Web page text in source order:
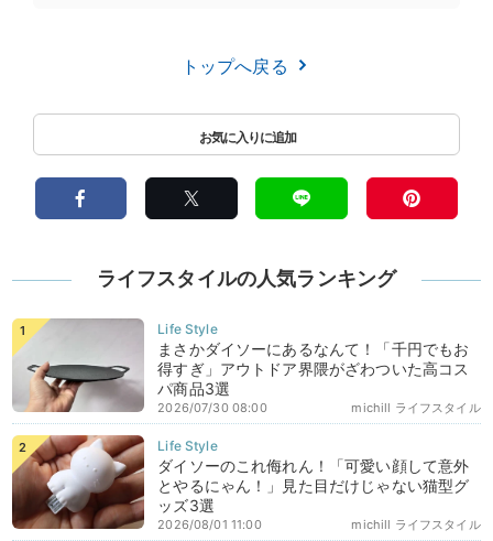
トップへ戻る
ライフスタイルの人気ランキング
まさかダイソーにあるなんて！「千円でもお
得すぎ」アウトドア界隈がざわついた高コス
パ商品3選
michill ライフスタイル
2026/07/30 08:00
ダイソーのこれ侮れん！「可愛い顔して意外
とやるにゃん！」見た目だけじゃない猫型グ
ッズ3選
michill ライフスタイル
2026/08/01 11:00